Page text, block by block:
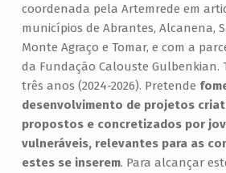
coordenada pela Artemrede em
municípios de Abrantes, Alcanena,
Monte Agraço e Tomar, e com a
da Fundação Calouste Gulbenkian.
três anos (2024-2026). Pretende
desenvolvimento de projetos
propostos e concretizados por
vulneráveis, relevantes para as
estes se inserem. Para alcançar